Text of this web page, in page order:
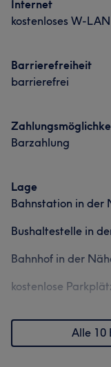
Internet
kostenloses W-LAN
Barrierefreiheit
barrierefrei
Barzahlung
Lage
Bahnstation in der
Bushaltestelle in
Bahnhof in der
kostenlose
Alle 10